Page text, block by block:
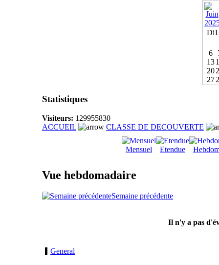
Di
6
13
20
27
Statistiques
Visiteurs: 129955830
ACCUEIL
CLASSE DE DECOUVERTE
Mensuel Etendue
Vue hebdomadaire
Semaine précédente
Il n'y a pas
General